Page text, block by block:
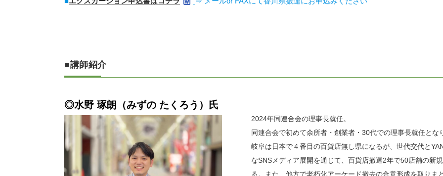
■講師紹介
◎水野 琢朗（みずの たくろう）氏
2024年同連合会の理事長就任。
同連合会で初めて余所者・創業者・30代での理事長就任と
岐阜は日本で４番目の百貨店無し県になるが、世代交代と
なSNSメディア展開を通じて、百貨店撤退2年で50店舗の新
る。また、他方で老朽化アーケード撤去の合意形成を取りま